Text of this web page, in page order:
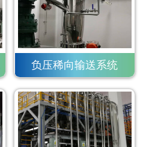
负压稀向输送系统